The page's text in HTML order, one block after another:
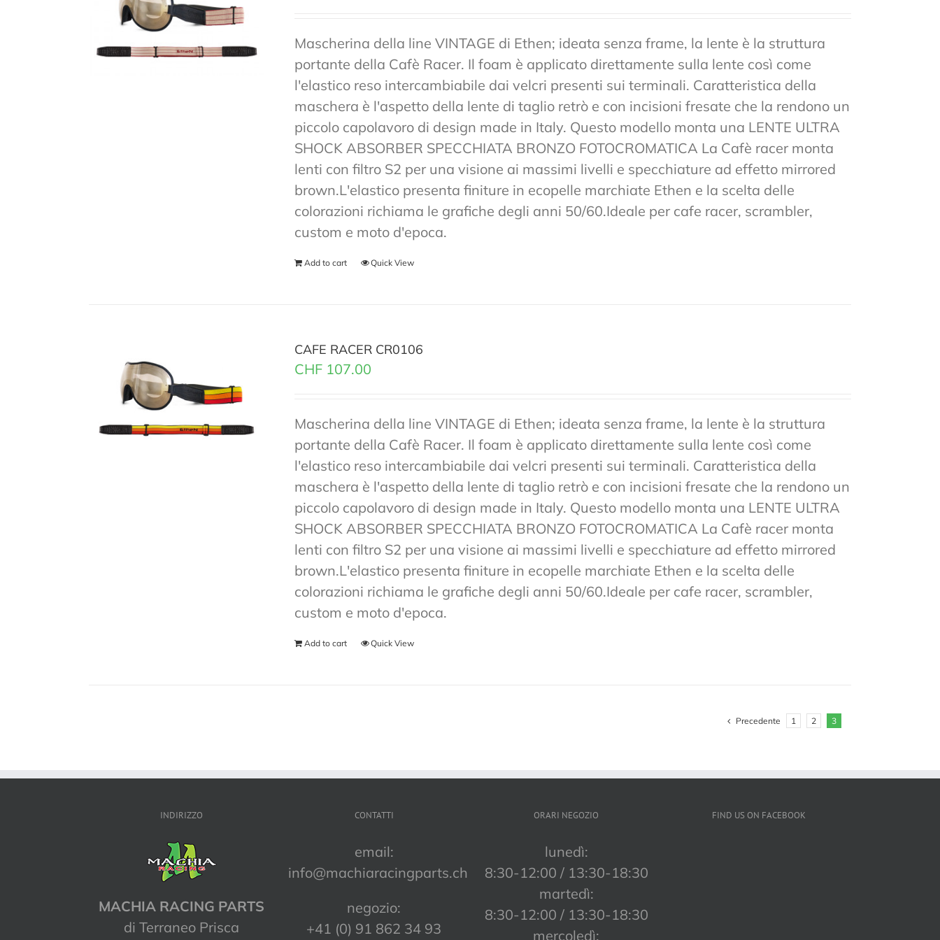
Mascherina della line VINTAGE di Ethen; ideata senza frame, la lente è la struttura
portante della Cafè Racer. Il foam è applicato direttamente sulla lente così come
l'elastico reso intercambiabile dai velcri presenti sui terminali. Caratteristica della
maschera è l'aspetto della lente di taglio retrò e con incisioni fresate che la rendono un
piccolo capolavoro di design made in Italy. Questo modello monta una LENTE ULTRA
SHOCK ABSORBER SPECCHIATA BRONZO FOTOCROMATICA La Cafè racer monta
lenti con filtro S2 per una visione ai massimi livelli e specchiature ad effetto mirrored
brown.L'elastico presenta finiture in ecopelle marchiate Ethen e la scelta delle
colorazioni richiama le grafiche degli anni 50/60.Ideale per cafe racer, scrambler,
custom e moto d'epoca.
Add to cart Quick View
CAFE RACER CR0106
CHF 107.00
Mascherina della line VINTAGE di Ethen; ideata senza frame, la lente è la struttura
portante della Cafè Racer. Il foam è applicato direttamente sulla lente così come
l'elastico reso intercambiabile dai velcri presenti sui terminali. Caratteristica della
maschera è l'aspetto della lente di taglio retrò e con incisioni fresate che la rendono un
piccolo capolavoro di design made in Italy. Questo modello monta una LENTE ULTRA
SHOCK ABSORBER SPECCHIATA BRONZO FOTOCROMATICA La Cafè racer monta
lenti con filtro S2 per una visione ai massimi livelli e specchiature ad effetto mirrored
brown.L'elastico presenta finiture in ecopelle marchiate Ethen e la scelta delle
colorazioni richiama le grafiche degli anni 50/60.Ideale per cafe racer, scrambler,
custom e moto d'epoca.
Add to cart Quick View
Precedente 1 2 3
INDIRIZZO
MACHIA RACING PARTS
di Terraneo Prisca
CONTATTI
email:
info@machiaracingparts.ch
negozio:
+41 (0) 91 862 34 93
ORARI NEGOZIO
lunedì:
8:30-12:00 / 13:30-18:30
martedì:
8:30-12:00 / 13:30-18:30
mercoledì:
FIND US ON FACEBOOK